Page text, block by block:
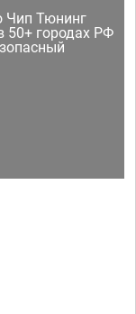
Чип Тюнинг
50+ городах РФ